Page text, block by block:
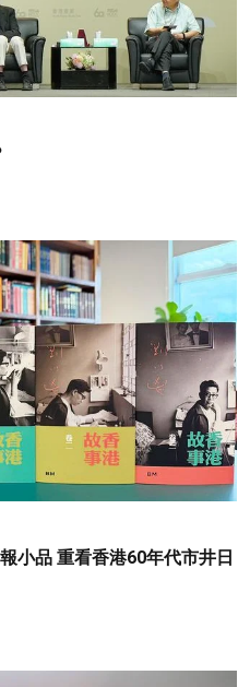
小品 重看香港60年代市井日